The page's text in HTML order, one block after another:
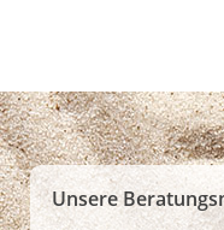
Unsere